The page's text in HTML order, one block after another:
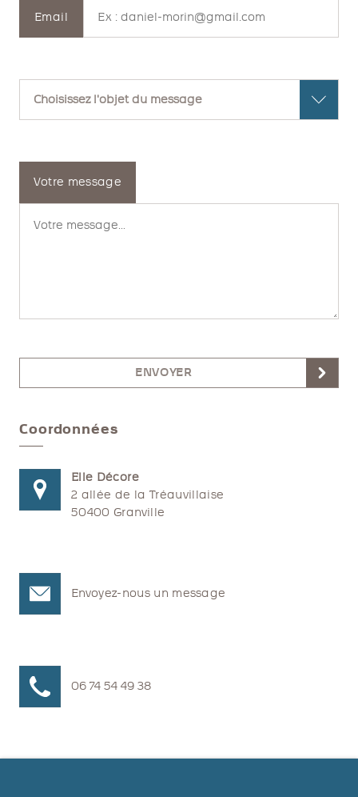
Email
Votre message
ENVOYER
Coordonnées
Elle Décore
2 allée de la Tréauvillaise
50400 Granville
Envoyez-nous un message
06 74 54 49 38